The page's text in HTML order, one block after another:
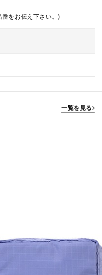
をお伝え下さい。)
一覧を見る